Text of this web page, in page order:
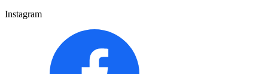
Instagram